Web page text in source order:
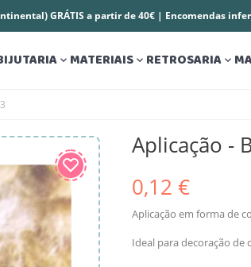
GRÁTIS a partir de 40€ | Encomendas
 MATERIAIS RETROSARIA
Aplicação -
0,12 €
Aplicação em forma de
Ideal para decoração de